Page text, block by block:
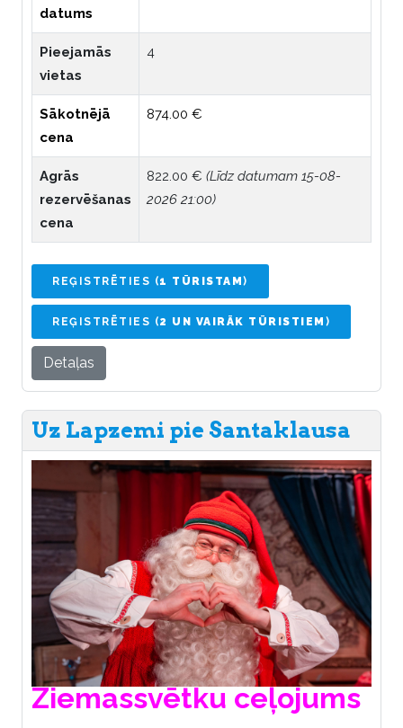
datums
Pieejamās
vietas
4
Sākotnējā
cena
874.00 €
Agrās
rezervēšanas
cena
822.00 € (Līdz datumam 15-08-
2026 21:00)
REĢISTRĒTIES (1 TŪRISTAM)
REĢISTRĒTIES (2 UN VAIRĀK TŪRISTIEM )
Detaļas
Uz Lapzemi pie Santaklausa
Ziemassvētku ceļojums